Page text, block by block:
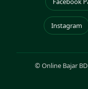
Instagram
©Online Bajar